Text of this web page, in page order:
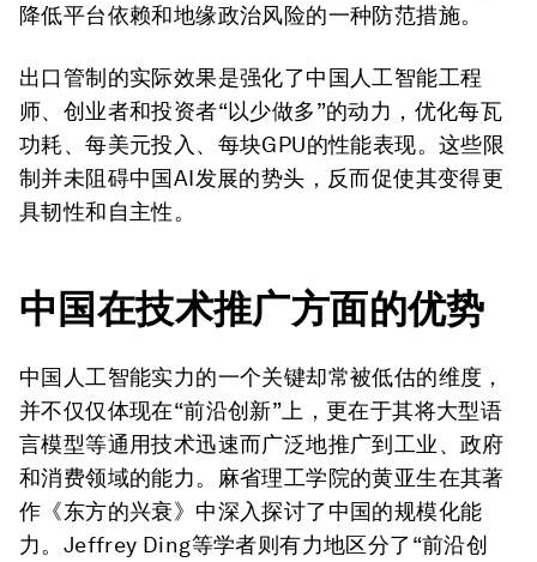
降低平台依赖和地缘政治风险的一种防范措施。
出口管制的实际效果是强化了中国人工智能工程
师、创业者和投资者“以少做多”的动力，优化每瓦
功耗、每美元投入、每块GPU的性能表现。这些限
制并未阻碍中国AI发展的势头，反而促使其变得更
具韧性和自主性。
中国在技术推广方面的优势
中国人工智能实力的一个关键却常被低估的维度，
并不仅仅体现在“前沿创新”上，更在于其将大型语
言模型等通用技术迅速而广泛地推广到工业、政府
和消费领域的能力。麻省理工学院的黄亚生在其著
作《东方的兴衰》中深入探讨了中国的规模化能
力。Jeffrey Ding等学者则有力地区分了“前沿创